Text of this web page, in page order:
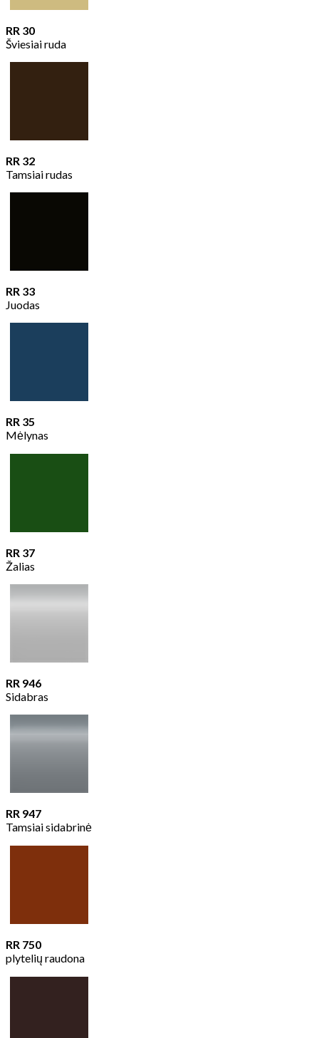
RR 30
Šviesiai ruda
RR 32
Tamsiai rudas
RR 33
Juodas
RR 35
Mėlynas
RR 37
Žalias
RR 946
Sidabras
RR 947
Tamsiai sidabrinė
RR 750
plytelių raudona